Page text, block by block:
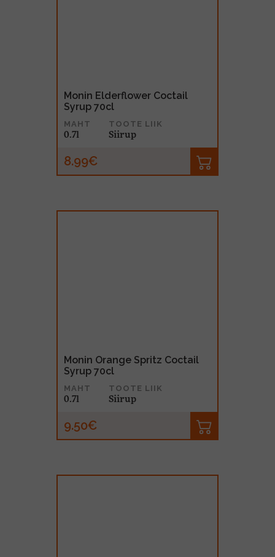
Monin Elderflower Coctail
Syrup 70cl
MAHT
0.7l
TOOTE LIIK
Siirup
8.99€
Monin Orange Spritz Coctail
Syrup 70cl
MAHT
0.7l
TOOTE LIIK
Siirup
9.50€